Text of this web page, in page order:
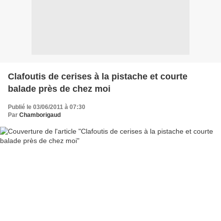
Clafoutis de cerises à la pistache et courte
balade près de chez moi
Publié le 03/06/2011 à 07:30
Par Chamborigaud